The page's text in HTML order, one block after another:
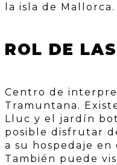
la isla de Mallorca.
ROL DE
Centro de
Tramuntana.
Lluc y el jardín
posible disfrutar
a su hospedaje en
También puede